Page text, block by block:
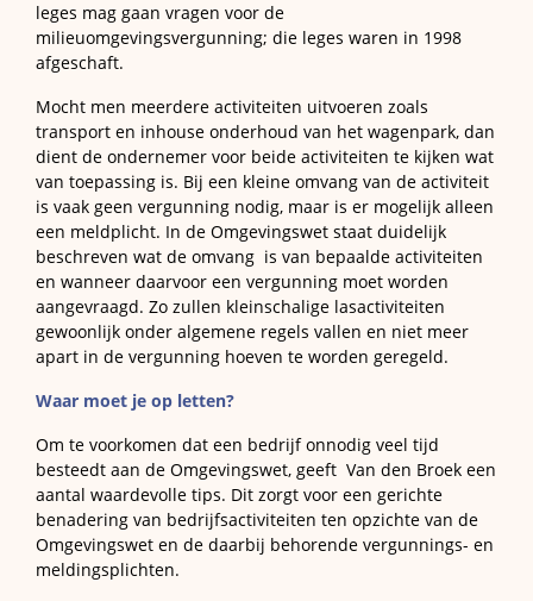
leges mag gaan vragen voor de
milieuomgevingsvergunning; die leges waren in 1998
afgeschaft.
Mocht men meerdere activiteiten uitvoeren zoals
transport en inhouse onderhoud van het wagenpark, dan
dient de ondernemer voor beide activiteiten te kijken wat
van toepassing is. Bij een kleine omvang van de activiteit
is vaak geen vergunning nodig, maar is er mogelijk alleen
een meldplicht. In de Omgevingswet staat duidelijk
beschreven wat de omvang is van bepaalde activiteiten
en wanneer daarvoor een vergunning moet worden
aangevraagd. Zo zullen kleinschalige lasactiviteiten
gewoonlijk onder algemene regels vallen en niet meer
apart in de vergunning hoeven te worden geregeld.
Waar moet je op letten?
Om te voorkomen dat een bedrijf onnodig veel tijd
besteedt aan de Omgevingswet, geeft Van den Broek een
aantal waardevolle tips. Dit zorgt voor een gerichte
benadering van bedrijfsactiviteiten ten opzichte van de
Omgevingswet en de daarbij behorende vergunnings- en
meldingsplichten.